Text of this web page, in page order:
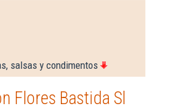
salsas y condimentos
Flores Bastida Sl